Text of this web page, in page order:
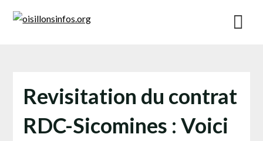
Revisitation du contrat
RDC-Sicomines : Voici